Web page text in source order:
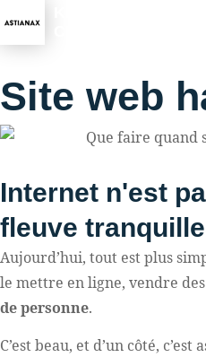
Site web
Internet n'est
fleuve tranquille
Aujourd’hui, tout est plus
le mettre en ligne, vendre
de personne.
C’est beau, et d’un côté,